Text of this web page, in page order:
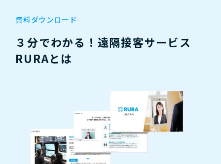
資料ダウンロード
３分でわかる！遠隔接客サービス
RURAとは